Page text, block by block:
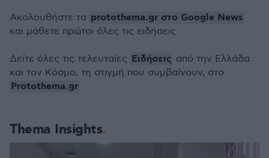
Thema Insights
Ακολουθήστε το protothema.gr στο Google News
και μάθετε πρώτοι όλες τις ειδήσεις
Δείτε όλες τις τελευταίες Ειδήσεις από την Ελλάδα
και τον Κόσμο, τη στιγμή που συμβαίνουν, στο
Protothema.gr